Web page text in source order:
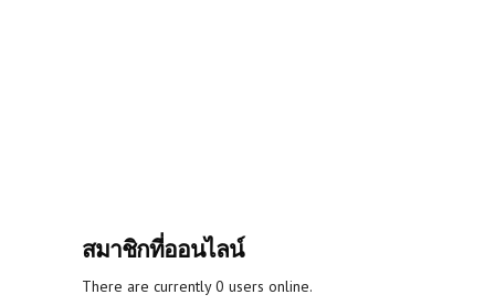
สมาชิกที่ออนไลน์
There are currently 0 users online.